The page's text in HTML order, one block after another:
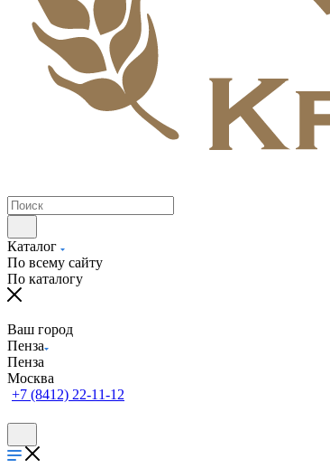
Каталог
По всему сайту
По каталогу
Ваш город
Пенза
Пенза
Москва
+7 (8412) 22-11-12